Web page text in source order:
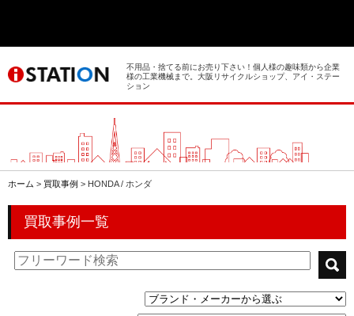
不用品・捨てる前にお売り下さい！個人様の趣味類から企業
様の工業機械まで。大阪リサイクルショップ、アイ・ステー
ション
ホーム > 買取事例 > HONDA / ホンダ
買取事例一覧
> 店頭買取
> 出張買取
> 発送買取